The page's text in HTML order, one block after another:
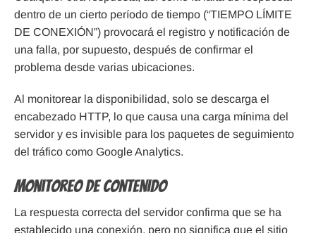
dentro de un cierto período de tiempo (“TIEMPO LÍMITE
DE CONEXIÓN”) provocará el registro y notificación de
una falla, por supuesto, después de confirmar el
problema desde varias ubicaciones.
Al monitorear la disponibilidad, solo se descarga el
encabezado HTTP, lo que causa una carga mínima del
servidor y es invisible para los paquetes de seguimiento
del tráfico como Google Analytics.
Monitoreo de contenido
La respuesta correcta del servidor confirma que se ha
establecido una conexión, pero no significa que el sitio